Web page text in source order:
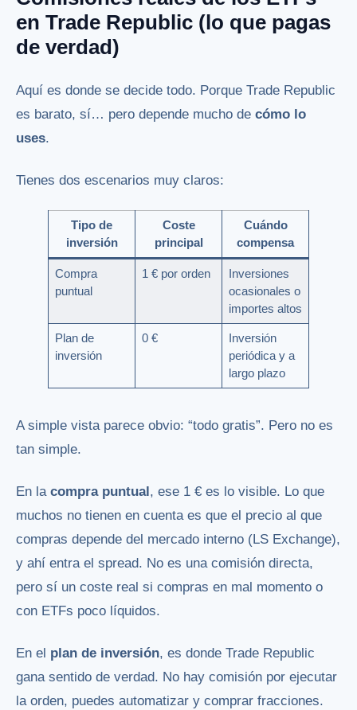
en Trade Republic (lo que pagas
de verdad)
Aquí es donde se decide todo. Porque Trade Republic
es barato, sí… pero depende mucho de cómo lo
uses.
Tienes dos escenarios muy claros:
Tipo de
inversión
Coste
principal
Cuándo
compensa
Compra
puntual
1 € por orden
Inversiones
ocasionales o
importes altos
Plan de
inversión
0 €
Inversión
periódica y a
largo plazo
A simple vista parece obvio: “todo gratis”. Pero no es
tan simple.
En la compra puntual , ese 1 € es lo visible. Lo que
muchos no tienen en cuenta es que el precio al que
compras depende del mercado interno (LS Exchange),
y ahí entra el spread. No es una comisión directa,
pero sí un coste real si compras en mal momento o
con ETFs poco líquidos.
En el plan de inversión, es donde Trade Republic
gana sentido de verdad. No hay comisión por ejecutar
la orden, puedes automatizar y comprar fracciones.